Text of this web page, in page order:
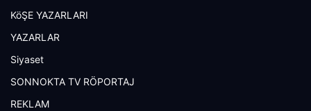
KöŞE YAZARLARI
YAZARLAR
Siyaset
SONNOKTA TV RÖPORTAJ
REKLAM